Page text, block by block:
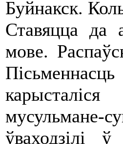
Буйнакск.
Ставяцца да
мове.
мусульмане-
ўваходзілі